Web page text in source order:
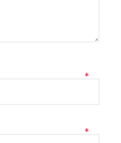
*
*